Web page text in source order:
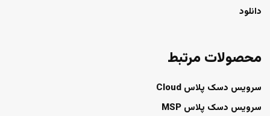
دانلود
محصولات مرتبط
سرویس دسک پلاس Cloud
سرویس دسک پلاس MSP